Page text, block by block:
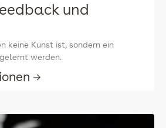
und
keine Kunst ist, sondern ein
werden.
→